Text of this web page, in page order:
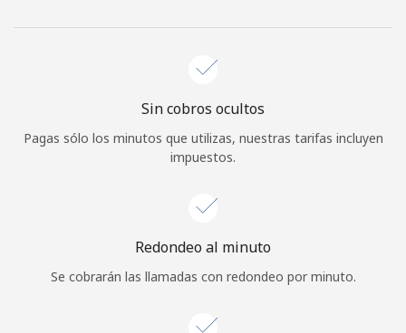
¿Olvidaste tu contraseña? →
Iniciar Sesión
Sin cobros ocultos
Pagas sólo los minutos que utilizas, nuestras tarifas incluyen
impuestos.
Redondeo al minuto
Se cobrarán las llamadas con redondeo por minuto.